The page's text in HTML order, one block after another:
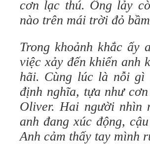
cơn lạc thú. Ông lảy
nào trên mái trời đỏ
Trong khoảnh khắc ấy
việc xảy đến khiến anh
hãi. Cùng lúc là nỗi gì
định nghĩa, tựa như
Oliver. Hai người nhìn
anh đang xúc động,
Anh cảm thấy tay mình